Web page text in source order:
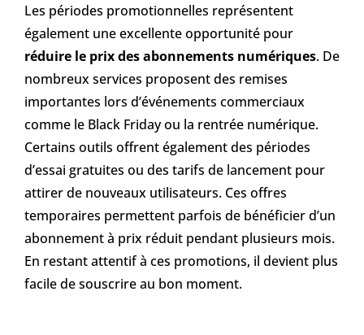
Les périodes promotionnelles représentent
également une excellente opportunité pour
réduire le prix des abonnements numériques. De
nombreux services proposent des remises
importantes lors d’événements commerciaux
comme le Black Friday ou la rentrée numérique.
Certains outils offrent également des périodes
d’essai gratuites ou des tarifs de lancement pour
attirer de nouveaux utilisateurs. Ces offres
temporaires permettent parfois de bénéficier d’un
abonnement à prix réduit pendant plusieurs mois.
En restant attentif à ces promotions, il devient plus
facile de souscrire au bon moment.